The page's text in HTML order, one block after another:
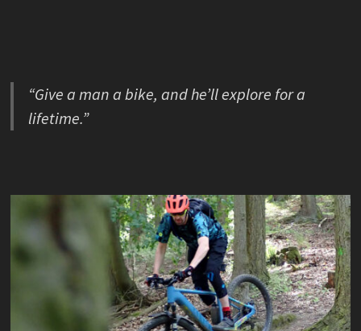
“Give a man a bike, and he’ll explore for a
lifetime.”